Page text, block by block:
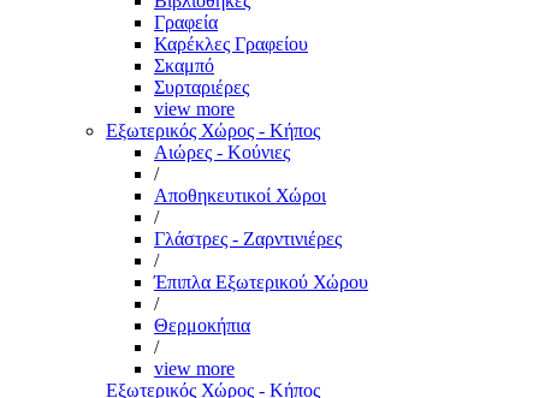
Γραφεία
Καρέκλες Γραφείου
Σκαμπό
Συρταριέρες
view more
Εξωτερικός Χώρος - Κήπος
Αιώρες - Κούνιες
/
Αποθηκευτικοί Χώροι
/
Γλάστρες - Ζαρντινιέρες
/
Έπιπλα Εξωτερικού Χώρου
/
Θερμοκήπια
/
view more
Εξωτερικός Χώρος - Κήπος